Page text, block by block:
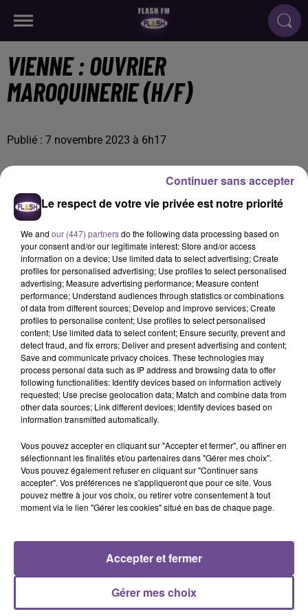
VIENNE : OUVRIER
MAROQUINERIE (H/F)
Publié : 7 novembre 2023 à 6h17
Une entreprise de Châtellerault recherche un ouvrier
maroquinerie (H/F). Vos missions : coupe et emboutissage
de pièces, mise en épaisseur des matières, thermocollage et
encollage, teinture de certaines zones du produit, préparer
des lots de pièces complets avant l’assemblage définitif. Une
expérience dans l’industrie de la maroquinerie serait un plus.
Référence de l’offre Pôle Emploi : 164HKQJ
PUBLICITÉS
Le respect de votre vie privée est notre priorité
We and our (447) partnersdo the following data processing based on
your consent and/or our legitimate interest: Store and/or access
information on a device; Use limited data to select advertising; Create
profiles for personalised advertising; Use profiles to select personalised
advertising; Measure advertising performance; Measure content
performance; Understand audiences through statistics or combinations
of data from different sources; Develop and improve services; Create
profiles to personalise content; Use profiles to select personalised
content; Use limited data to select content; Ensure security, prevent and
detect fraud, and fix errors; Deliver and present advertising and content;
Save and communicate privacy choices. These technologies may
process personal data such as IP address and browsing data to offer
following functionalities: Identify devices based on information actively
requested; Use precise geolocation data; Match and combine data from
other data sources; Link different devices; Identify devices based on
information transmitted automatically.
Vous pouvez accepter en cliquant sur "Accepter et fermer", ou affiner en
sélectionnant les finalités et/ou partenaires dans "Gérer mes choix".
Vous pouvez également refuser en cliquant sur "Continuer sans
accepter". Vos préférences ne s'appliqueront que pour ce site. Vous
pouvez mettre à jour vos choix, ou retirer votre consentement à tout
moment via le lien "Gérer les cookies" situé en bas de chaque page.
Gérer mes choix
Accepter et fermer
Continuer sans accepter